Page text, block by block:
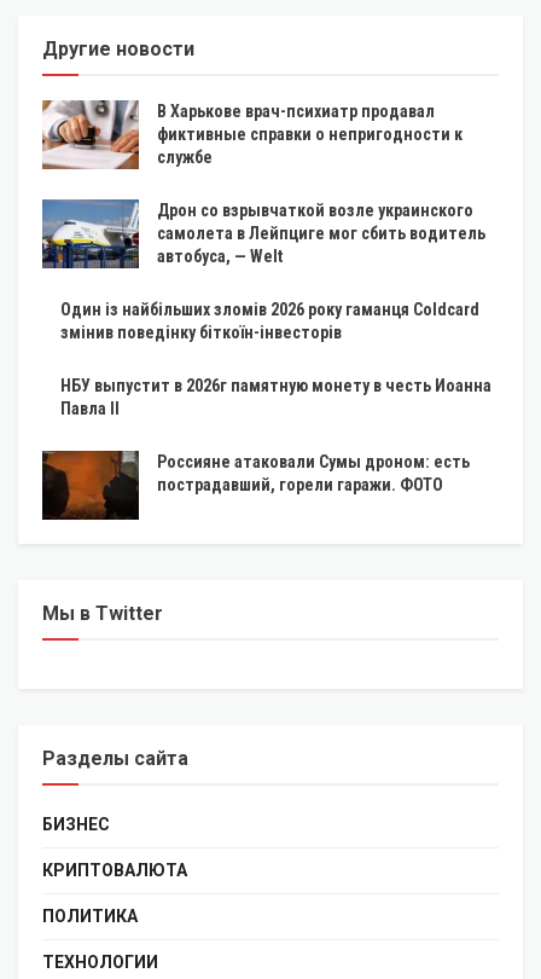
Другие новости
В Харькове врач-психиатр продавал
фиктивные справки о непригодности к
службе
Дрон со взрывчаткой возле украинского
самолета в Лейпциге мог сбить водитель
автобуса, — Welt
Один із найбільших зломів 2026 року гаманця Coldcard
змінив поведінку біткоїн-інвесторів
НБУ выпустит в 2026г памятную монету в честь Иоанна
Павла II
Россияне атаковали Сумы дроном: есть
пострадавший, горели гаражи. ФОТО
Мы в Twitter
Разделы сайта
БИЗНЕС
КРИПТОВАЛЮТА
ПОЛИТИКА
ТЕХНОЛОГИИ